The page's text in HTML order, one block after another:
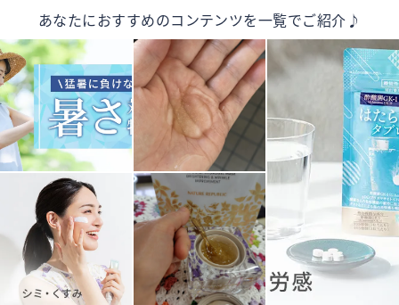
あなたにおすすめのコンテンツを一覧でご紹介♪